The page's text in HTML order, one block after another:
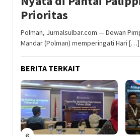
Prioritas
Polman, Jurnalsulbar.com — Dewan
Mandar (Polman) memperingati Hari […]
BERITA TERKAIT